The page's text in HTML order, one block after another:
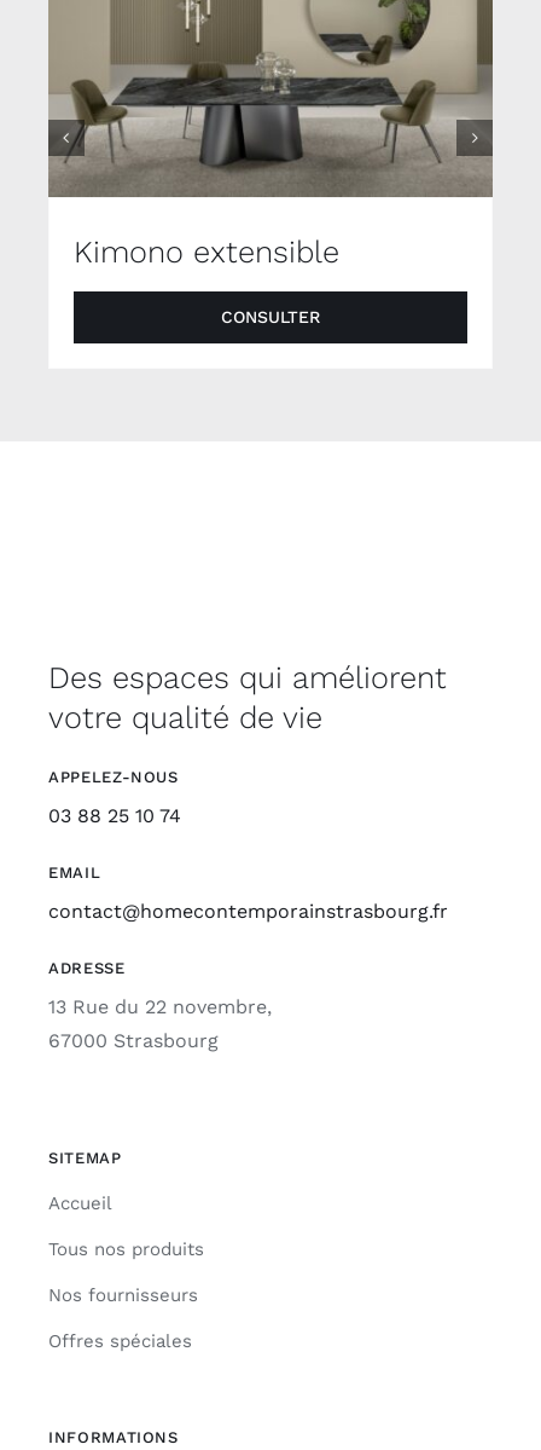
Kimono extensible
CONSULTER
Des espaces qui améliorent
votre qualité de vie
APPELEZ-NOUS
03 88 25 10 74
EMAIL
contact@homecontemporainstrasbourg.fr
ADRESSE
13 Rue du 22 novembre,
67000 Strasbourg
SITEMAP
Accueil
Tous nos produits
Nos fournisseurs
Offres spéciales
INFORMATIONS